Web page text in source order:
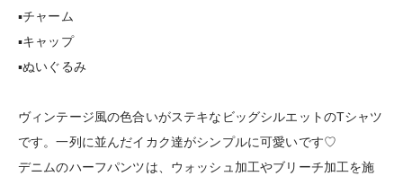
▪️チャーム
▪️キャップ
▪️ぬいぐるみ
ヴィンテージ風の色合いがステキなビッグシルエットのTシャツ
です。一列に並んだイカク達がシンプルに可愛いです♡
デニムのハーフパンツは、ウォッシュ加工やブリーチ加工を施